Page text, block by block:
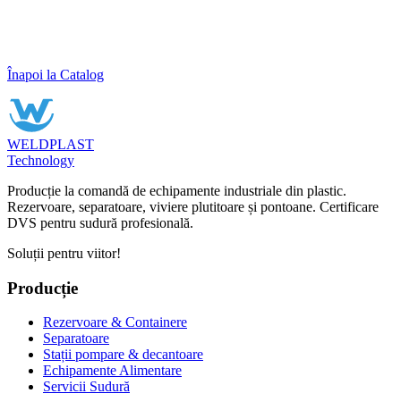
Înapoi la Catalog
WELDPLAST
Technology
Producție la comandă de echipamente industriale din plastic.
Rezervoare, separatoare, viviere plutitoare și pontoane. Certificare
DVS pentru sudură profesională.
Soluții pentru viitor!
Producție
Rezervoare & Containere
Separatoare
Stații pompare & decantoare
Echipamente Alimentare
Servicii Sudură